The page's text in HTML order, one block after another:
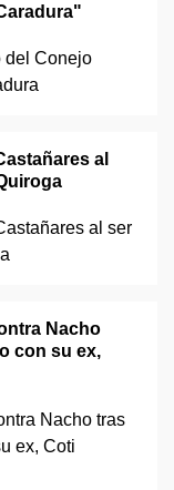
al
Nacho
con su ex,